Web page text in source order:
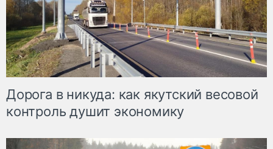
Дорога в никуда: как якутский весовой
контроль душит экономику